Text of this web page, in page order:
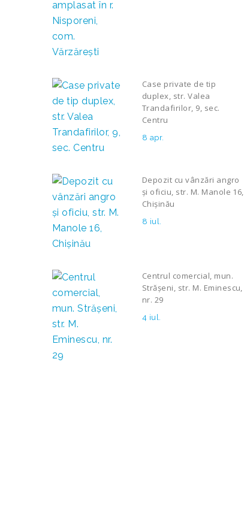
Case private de tip
duplex, str. Valea
Trandafirilor, 9, sec.
Centru
8 apr.
Depozit cu vânzări angro
și oficiu, str. M. Manole 16,
Chișinău
8 iul.
Centrul comercial, mun.
Strășeni, str. M. Eminescu,
nr. 29
4 iul.